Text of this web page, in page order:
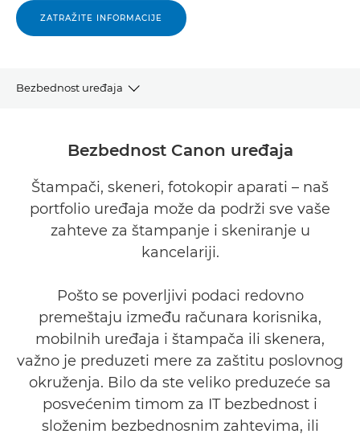
ZATRAŽITE INFORMACIJE
Bezbednost uređaja
BEZBEDNOSNE POSTAVKE
DODATNO ISTRAŽITE
OBRATITE NAM SE
Bezbednost Canon uređaja
Štampači, skeneri, fotokopir aparati – naš
portfolio uređaja može da podrži sve vaše
zahteve za štampanje i skeniranje u
kancelariji.
Pošto se poverljivi podaci redovno
premeštaju između računara korisnika,
mobilnih uređaja i štampača ili skenera,
važno je preduzeti mere za zaštitu poslovnog
okruženja. Bilo da ste veliko preduzeće sa
posvećenim timom za IT bezbednost i
složenim bezbednosnim zahtevima, ili